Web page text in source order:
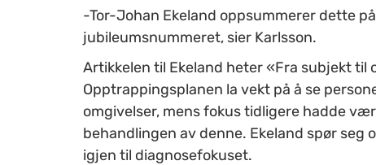
-Tor-Johan Ekeland oppsummerer dette
jubileumsnummeret, sier Karlsson.
Artikkelen til Ekeland heter «Fra subjekt til
Opptrappingsplanen la vekt på å se
omgivelser, mens fokus tidligere hadde
behandlingen av denne. Ekeland spør seg
igjen til diagnosefokuset.